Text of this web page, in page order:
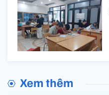
Xem thêm